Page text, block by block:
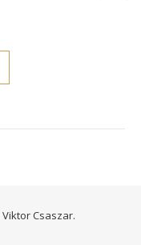
Viktor Csaszar.